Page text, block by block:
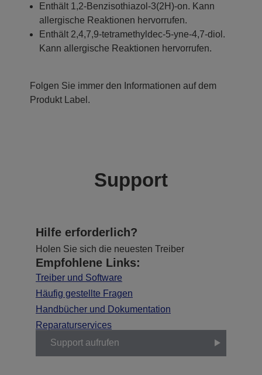
Enthält 1,2-Benzisothiazol-3(2H)-on. Kann
allergische Reaktionen hervorrufen.
Enthält 2,4,7,9-tetramethyldec-5-yne-4,7-diol.
Kann allergische Reaktionen hervorrufen.
Folgen Sie immer den Informationen auf dem
Produkt Label.
Support
Hilfe erforderlich?
Holen Sie sich die neuesten Treiber
Empfohlene Links:
Treiber und Software
Häufig gestellte Fragen
Handbücher und Dokumentation
Reparaturservices
Support aufrufen